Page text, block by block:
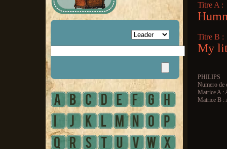
Titre A :
Titre B :
My
PHILIPS
Numero de
Matrice A :
Matrice B :